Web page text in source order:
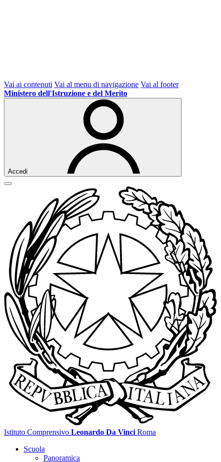
Vai ai contenuti Vai al menu di navigazione Vai al footer
Ministero dell'Istruzione e del Merito
Accedi
Istituto Comprensivo Leonardo Da Vinci Roma
Scuola
Panoramica